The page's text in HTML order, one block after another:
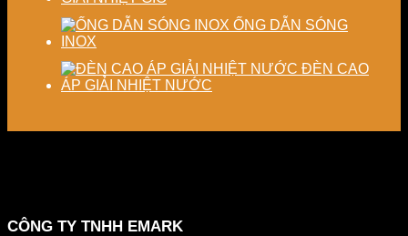
ỐNG DẪN SÓNG
INOX
ĐÈN CAO
ÁP GIẢI NHIỆT NƯỚC
CÔNG TY TNHH EMARK